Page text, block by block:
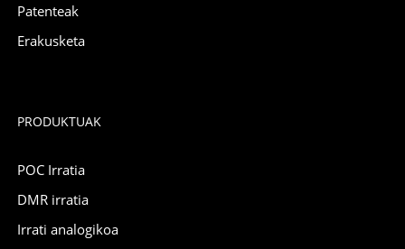
Patenteak
Erakusketa
PRODUKTUAK
POC Irratia
DMR irratia
Irrati analogikoa